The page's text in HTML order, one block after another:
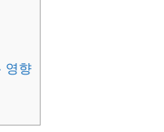
영향